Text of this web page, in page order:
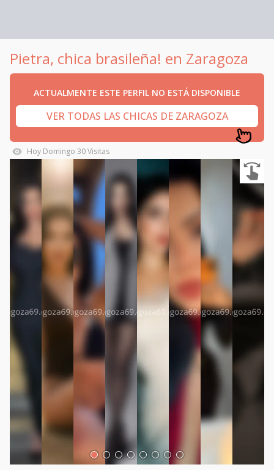
Pietra, chica brasileña! en Zaragoza
ACTUALMENTE ESTE PERFIL NO ESTÁ DISPONIBLE
VER TODAS LAS CHICAS DE ZARAGOZA
Hoy Domingo 30Visitas